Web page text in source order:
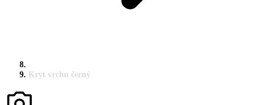
Kryt vrchu černý